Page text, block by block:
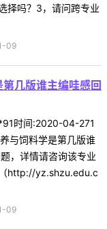
择吗？3，请问跨专业
09
几版谁主编哇感回
时间:2020-04-271
与饲料学是第几版谁
，详情请咨询该专业
http://yz.shzu.edu.c
09